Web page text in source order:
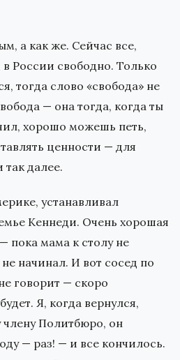
а как же. Сейчас все,
в России свободно. Только
тогда слово «свобода» не
— она тогда, когда ты
хорошо можешь петь,
ценности — для
так далее.
устанавливал
Кеннеди. Очень хорошая
пока мама к столу не
начинал. И вот сосед по
говорит — скоро
Я, когда вернулся,
члену Политбюро, он
— раз! — и все кончилось.